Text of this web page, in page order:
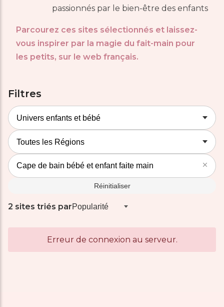
passionnés par le bien-être des enfants
Parcourez ces sites sélectionnés et laissez-
vous inspirer par la magie du fait-main pour
les petits, sur le web français.
Filtres
Réinitialiser
2 sites triés par
Erreur de connexion au serveur.